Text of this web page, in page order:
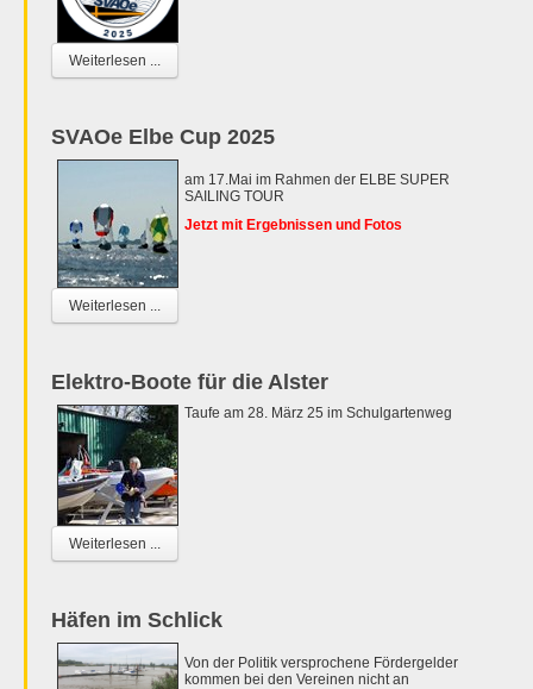
Weiterlesen ...
SVAOe Elbe Cup 2025
am 17.Mai im Rahmen der ELBE SUPER
SAILING TOUR
Jetzt mit Ergebnissen und Fotos
Weiterlesen ...
Elektro-Boote für die Alster
Taufe am 28. März 25 im Schulgartenweg
Weiterlesen ...
Häfen im Schlick
Von der Politik versprochene Fördergelder
kommen bei den Vereinen nicht an